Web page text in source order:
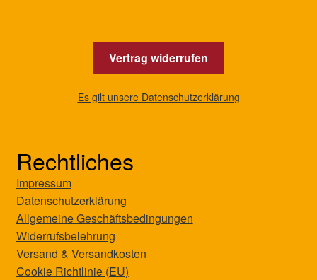
Vertrag widerrufen
Es gilt unsere Datenschutzerklärung
Rechtliches
Impressum
Datenschutzerklärung
Allgemeine Geschäftsbedingungen
Widerrufsbelehrung
Versand & Versandkosten
Cookie Richtlinie (EU)